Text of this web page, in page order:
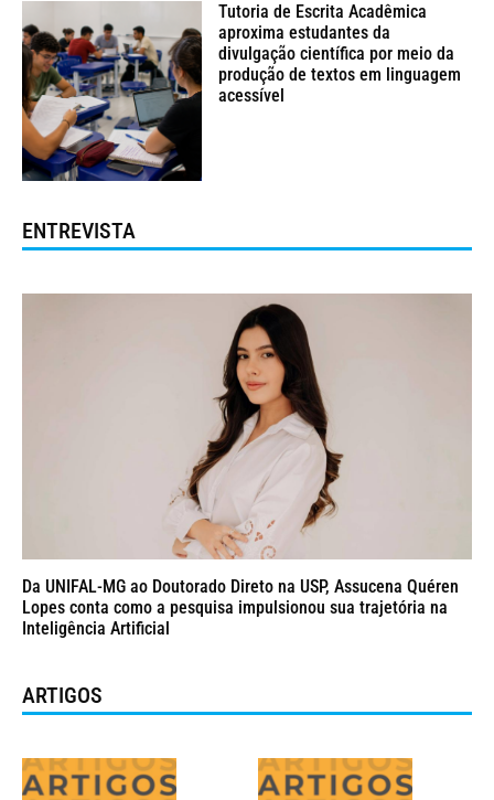
Tutoria de Escrita Acadêmica
aproxima estudantes da
divulgação científica por meio da
produção de textos em linguagem
acessível
ENTREVISTA
Da UNIFAL-MG ao Doutorado Direto na USP, Assucena Quéren
Lopes conta como a pesquisa impulsionou sua trajetória na
Inteligência Artificial
ARTIGOS